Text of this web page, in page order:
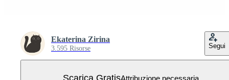
Ekaterina Zirina
3.595 Risorse Segui
Scarica GratisAttribuzione necessaria